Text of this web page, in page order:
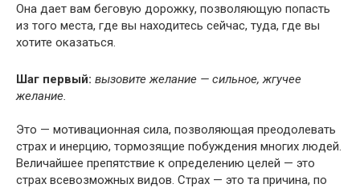
Она дает вам беговую дорожку, позволяющую попасть
из того места, где вы находитесь сейчас, туда, где вы
хотите оказаться.
Шаг первый: вызовите желание — сильное, жгучее
желание.
Это — мотивационная сила, позволяющая преодолевать
страх и инерцию, тормозящие побуждения многих людей.
Величайшее препятствие к определению целей — это
страх всевозможных видов. Страх — это та причина, по